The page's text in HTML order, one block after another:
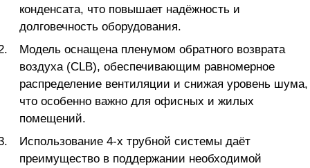
конденсата, что повышает надёжность и
долговечность оборудования.
Модель оснащена пленумом обратного возврата
воздуха (CLB), обеспечивающим равномерное
распределение вентиляции и снижая уровень шума,
что особенно важно для офисных и жилых
помещений.
Использование 4-х трубной системы даёт
преимущество в поддержании необходимой